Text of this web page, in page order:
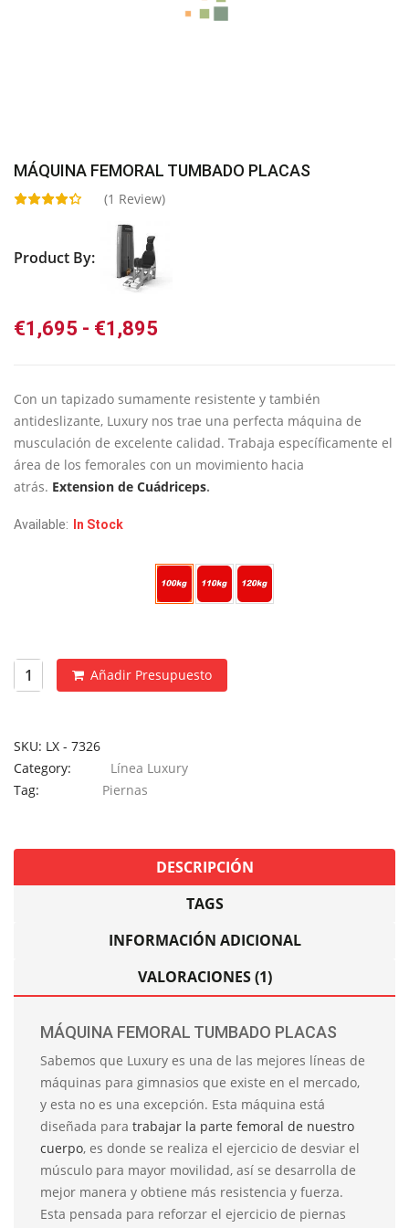
MÁQUINA FEMORAL TUMBADO PLACAS
(1 Review)
Product By:
€1,695 - €1,895
desde
€1,695
hasta
€1,895
Con un tapizado sumamente resistente y también
antideslizante, Luxury nos trae una perfecta máquina de
musculación de excelente calidad. Trabaja específicamente el
área de los femorales con un movimiento hacia
atrás. Extension de Cuádriceps.
Available: In Stock
Añadir Presupuesto
SKU: LX - 7326
Category:
Línea Luxury
Tag:
Piernas
DESCRIPCIÓN
TAGS
INFORMACIÓN ADICIONAL
VALORACIONES (1)
MÁQUINA FEMORAL TUMBADO PLACAS
Sabemos que Luxury es una de las mejores líneas de
máquinas para gimnasios que existe en el mercado,
y esta no es una excepción. Esta máquina está
diseñada para trabajar la parte femoral de nuestro
cuerpo, es donde se realiza el ejercicio de desviar el
músculo para mayor movilidad, así se desarrolla de
mejor manera y obtiene más resistencia y fuerza.
Esta pensada para reforzar el ejercicio de piernas